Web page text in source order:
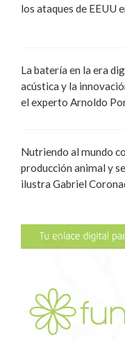
los ataques de EEUU
La batería en la era
acústica y la
el experto Arnoldo
Nutriendo al mundo
producción animal y
ilustra Gabriel